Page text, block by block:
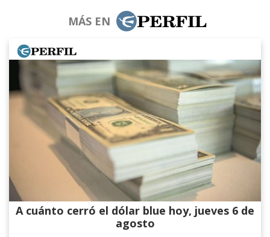
MÁS EN
A cuánto cerró el dólar blue hoy, jueves 6 de
agosto